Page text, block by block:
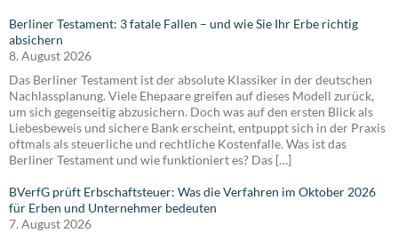
Berliner Testament: 3 fatale Fallen – und wie Sie Ihr Erbe richtig
absichern
8. August 2026
Das Berliner Testament ist der absolute Klassiker in der deutschen
Nachlassplanung. Viele Ehepaare greifen auf dieses Modell zurück,
um sich gegenseitig abzusichern. Doch was auf den ersten Blick als
Liebesbeweis und sichere Bank erscheint, entpuppt sich in der Praxis
oftmals als steuerliche und rechtliche Kostenfalle. Was ist das
Berliner Testament und wie funktioniert es? Das […]
BVerfG prüft Erbschaftsteuer: Was die Verfahren im Oktober 2026
für Erben und Unternehmer bedeuten
7. August 2026